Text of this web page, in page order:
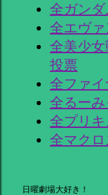
全ガン
全エヴ
全美少
投票
全ファ
全るー
全プリ
全マク
日曜劇場大好き！